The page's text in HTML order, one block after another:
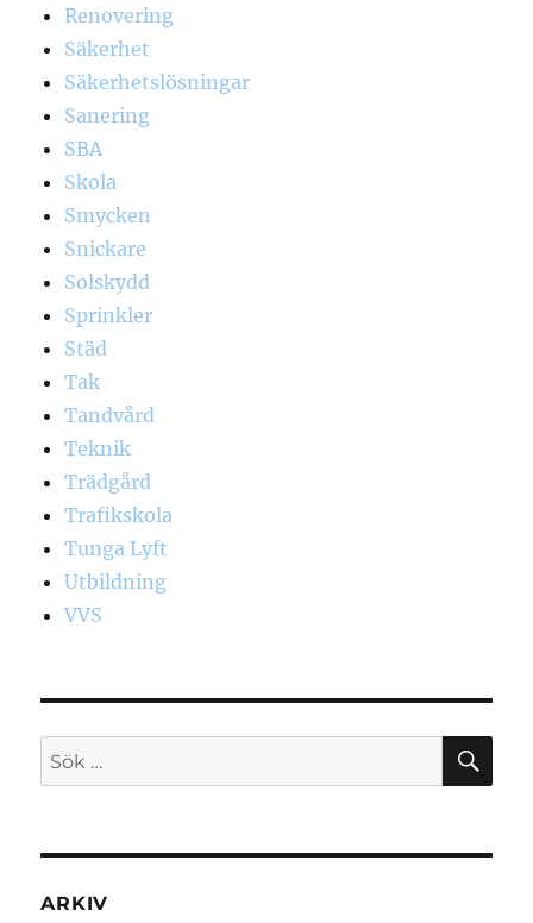
Renovering
Säkerhet
Säkerhetslösningar
Sanering
SBA
Skola
Smycken
Snickare
Solskydd
Sprinkler
Städ
Tak
Tandvård
Teknik
Trädgård
Trafikskola
Tunga Lyft
Utbildning
VVS
Sök
efter:
ARKIV